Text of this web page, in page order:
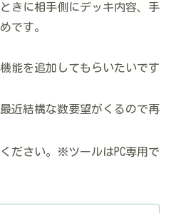
近結構な数要望がくるので再
ださい。※ツールはPC専用で